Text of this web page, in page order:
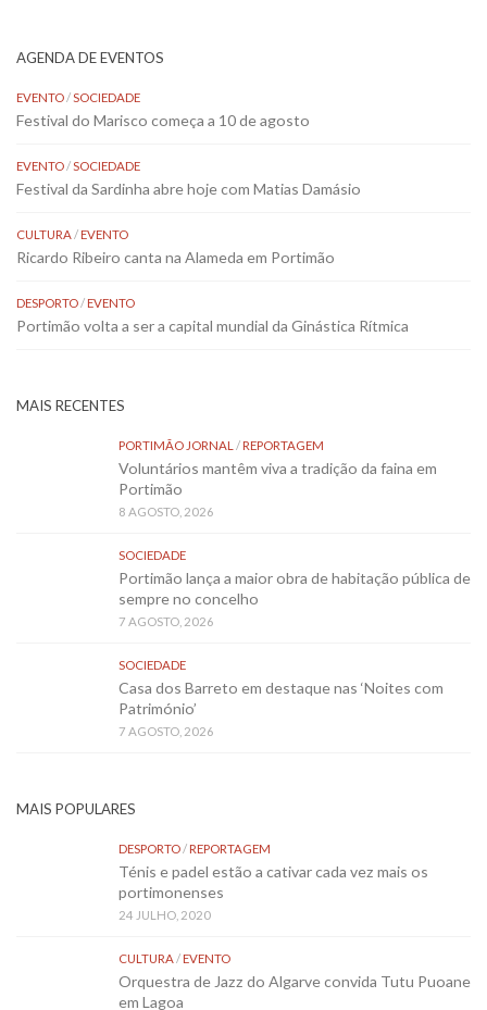
AGENDA DE EVENTOS
EVENTO/SOCIEDADE
Festival do Marisco começa a 10 de agosto
EVENTO/SOCIEDADE
Festival da Sardinha abre hoje com Matias Damásio
CULTURA/EVENTO
Ricardo Ribeiro canta na Alameda em Portimão
DESPORTO/EVENTO
Portimão volta a ser a capital mundial da Ginástica Rítmica
MAIS RECENTES
PORTIMÃO JORNAL /REPORTAGEM
Voluntários mantêm viva a tradição da faina em
Portimão
8 AGOSTO, 2026
SOCIEDADE
Portimão lança a maior obra de habitação pública de
sempre no concelho
7 AGOSTO, 2026
SOCIEDADE
Casa dos Barreto em destaque nas ‘Noites com
Património’
7 AGOSTO, 2026
MAIS POPULARES
DESPORTO/REPORTAGEM
Ténis e padel estão a cativar cada vez mais os
portimonenses
24 JULHO, 2020
CULTURA/EVENTO
Orquestra de Jazz do Algarve convida Tutu Puoane
em Lagoa